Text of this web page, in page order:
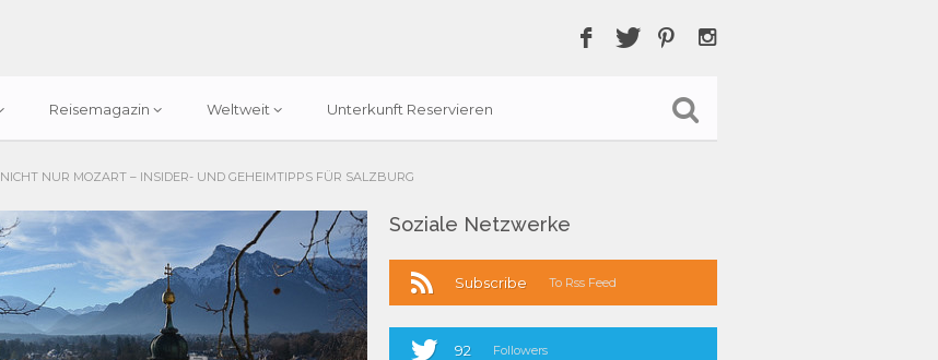
Reisemagazin Weltweit Unterkunft Reservieren
NICHT NUR MOZART – INSIDER- UND GEHEIMTIPPS FÜR SALZBURG
Soziale Netzwerke
Subscribe To Rss Feed
92 Followers